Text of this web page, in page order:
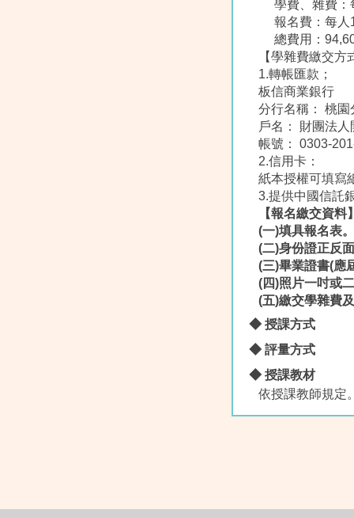
學費、雜費：
報名費：每人
總費用：
【學雜費繳交方
1.轉帳匯款；
板信商業銀行
分行名稱： 桃園
戶名： 財團法人
帳號： 0303-
2.信用卡：
紙本授權可填寫
3.提供中國信託
【報名繳交資料
(一)填具報名表。
(二)身份證正反
(三)畢業證書(應
(四)照片一吋或
(五)繳交學雜費
◆ 授課方式
◆ 評量方式
◆ 授課教材
依授課教師規定